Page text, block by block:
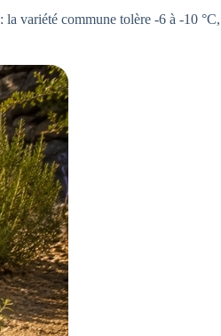
: la variété commune tolère -6 à -10 °C,